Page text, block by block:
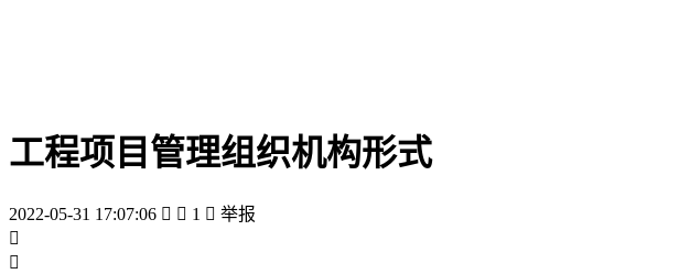
工程项目管理组织机构形式
2022-05-31 17:07:06   1  举报

